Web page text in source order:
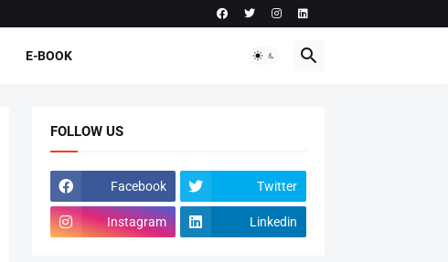
E-BOOK
FOLLOW US
Facebook Twitter
Instagram Linkedin